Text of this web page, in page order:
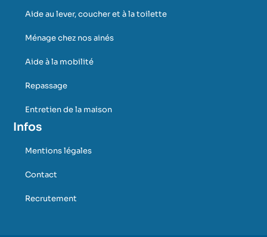
Aide au lever, coucher et à la toilette
Ménage chez nos ainés
Aide à la mobilité
Repassage
Entretien de la maison
Infos
Mentions légales
Contact
Recrutement